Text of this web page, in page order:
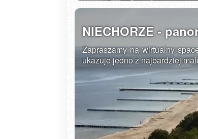
NIECHORZE -
Zapraszamy na wirtualny
ukazuje jedno z najbardziej